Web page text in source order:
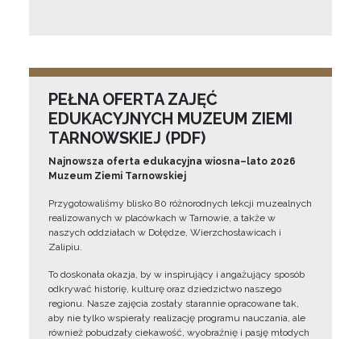
PEŁNA OFERTA ZAJĘĆ
EDUKACYJNYCH MUZEUM ZIEMI
TARNOWSKIEJ (PDF)
Najnowsza oferta edukacyjna wiosna–lato 2026
Muzeum Ziemi Tarnowskiej
Przygotowaliśmy blisko 80 różnorodnych lekcji muzealnych
realizowanych w placówkach w Tarnowie, a także w
naszych oddziałach w Dołędze, Wierzchosławicach i
Zalipiu.
To doskonała okazja, by w inspirujący i angażujący sposób
odkrywać historię, kulturę oraz dziedzictwo naszego
regionu. Nasze zajęcia zostały starannie opracowane tak,
aby nie tylko wspierały realizację programu nauczania, ale
również pobudzały ciekawość, wyobraźnię i pasję młodych